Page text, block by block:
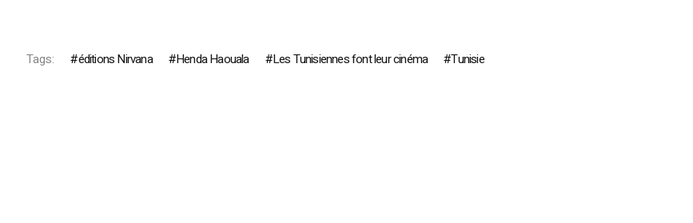
Tags: éditions Nirvana Henda Haouala Les Tunisiennes font leur cinéma Tunisie